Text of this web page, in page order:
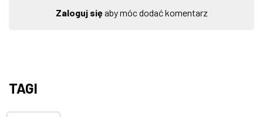
Zaloguj sięaby móc dodać komentarz
TAGI